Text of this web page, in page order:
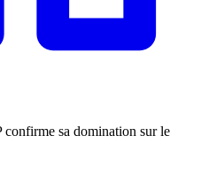
sa domination sur le